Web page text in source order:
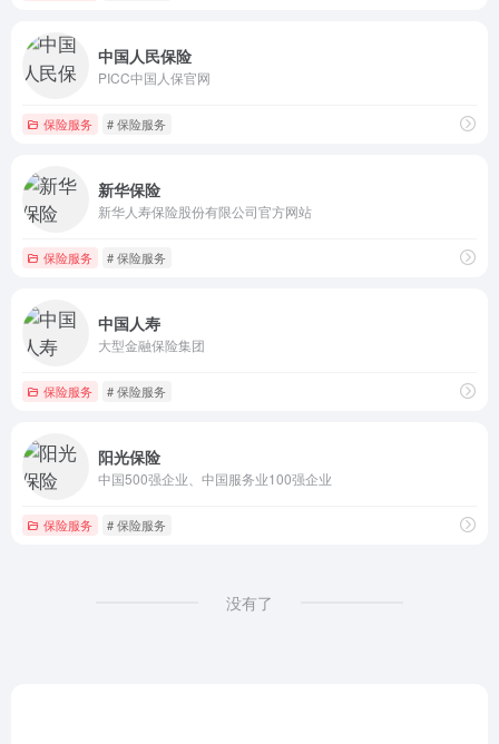
中国人民保险
PICC中国人保官网
保险服务 # 保险服务
新华保险
新华人寿保险股份有限公司官方网站
保险服务 # 保险服务
中国人寿
大型金融保险集团
保险服务 # 保险服务
阳光保险
中国500强企业、中国服务业100强企业
保险服务 # 保险服务
没有了